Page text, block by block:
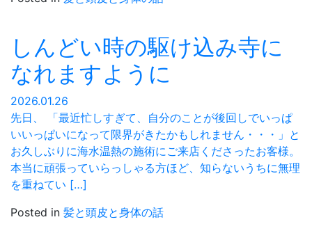
しんどい時の駆け込み寺に
なれますように
2026.01.26
先日、 「最近忙しすぎて、自分のことが後回しでいっぱ
いいっぱいになって限界がきたかもしれません・・・」と
お久しぶりに海水温熱の施術にご来店くださったお客様。
本当に頑張っていらっしゃる方ほど、知らないうちに無理
を重ねてい […]
Posted in 髪と頭皮と身体の話